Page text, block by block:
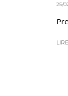
25/